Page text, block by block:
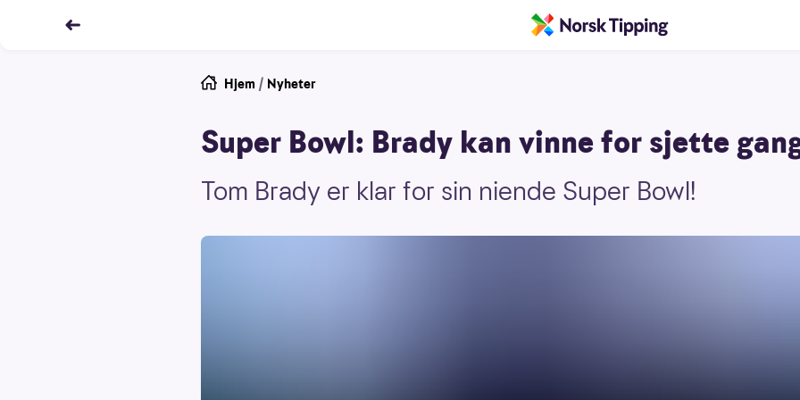
Hjem / Nyheter
Super Bowl: Brady kan vinne for sjette
Tom Brady er klar for sin niende Super Bowl!